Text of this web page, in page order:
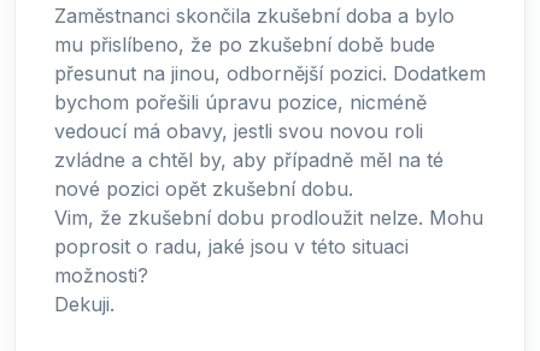
Zaměstnanci skončila zkušební doba a bylo
mu přislíbeno, že po zkušební době bude
přesunut na jinou, odbornější pozici. Dodatkem
bychom pořešili úpravu pozice, nicméně
vedoucí má obavy, jestli svou novou roli
zvládne a chtěl by, aby případně měl na té
nové pozici opět zkušební dobu.
Vim, že zkušební dobu prodloužit nelze. Mohu
poprosit o radu, jaké jsou v této situaci
možnosti?
Dekuji.